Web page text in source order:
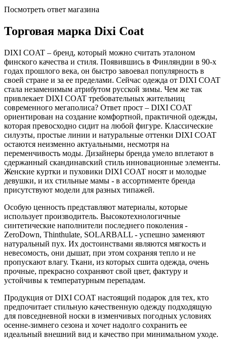
Посмотреть ответ магазина
Торговая марка Dixi Coat
DIXI COAT – бренд, который можно считать эталоном
финского качества и стиля. Появившись в Финляндии в 90-х
годах прошлого века, он быстро завоевал популярность в
своей стране и за ее пределами. Сейчас одежда от DIXI COAT
стала незаменимым атрибутом русской зимы. Чем же так
привлекает DIXI COAT требовательных жительниц
современного мегаполиса? Ответ прост – DIXI COAT
ориентирован на создание комфортной, практичной одежды,
которая превосходно сидит на любой фигуре. Классические
силуэты, простые линии и натуральные оттенки DIXI COAT
остаются неизменно актуальными, несмотря на
переменчивость моды. Дизайнеры бренда умело вплетают в
сдержанный скандинавский стиль инновационные элементы.
Женские куртки и пуховики DIXI COAT носят и молодые
девушки, и их стильные мамы - в ассортименте бренда
присутствуют модели для разных типажей.
Особую ценность представляют материалы, которые
использует производитель. Высокотехнологичные
синтетические наполнители последнего поколения -
ZeroDown, Thinthulate, SOLARBALL - успешно заменяют
натуральный пух. Их достоинствами являются мягкость и
невесомость, они дышат, при этом сохраняя тепло и не
пропускают влагу. Ткани, из которых сшита одежда, очень
прочные, прекрасно сохраняют свой цвет, фактуру и
устойчивы к температурным перепадам.
Продукция от DIXI COAT настоящий подарок для тех, кто
предпочитает стильную качественную одежду подходящую
для повседневной носки в изменчивых погодных условиях
осенне-зимнего сезона и хочет надолго сохранить ее
идеальный внешний вид и качество при минимальном уходе.